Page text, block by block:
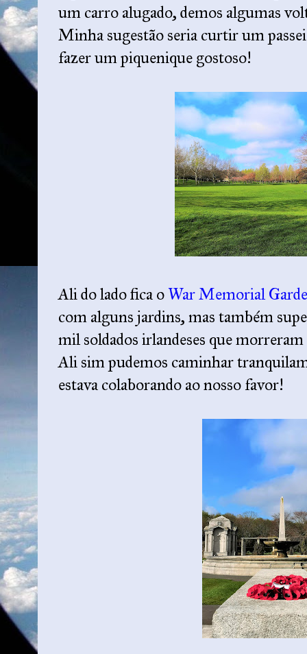
um carro alugado, demos algumas
Minha sugestão seria curtir um
fazer um piquenique gostoso!
Ali do lado fica oWar Memorial
com alguns jardins, mas também
mil soldados irlandeses que
Ali sim pudemos caminhar
estava colaborando ao nosso favor!